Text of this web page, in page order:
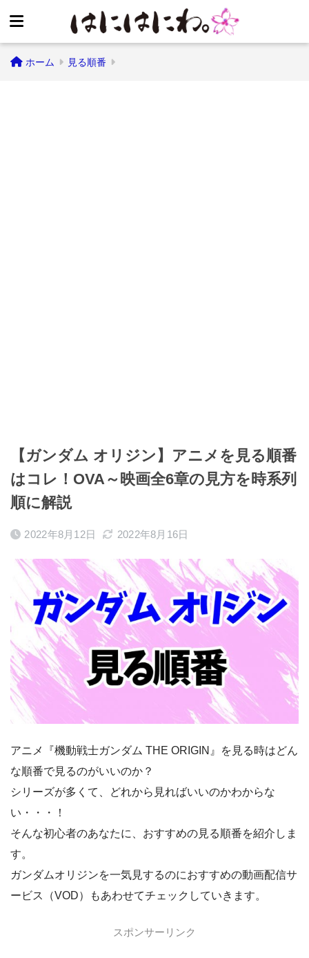
ホーム 見る順番
【ガンダム オリジン】アニメを見る順番
はコレ！OVA～映画全6章の見方を時系列
順に解説
2022年8月12日 2022年8月16日
アニメ『機動戦士ガンダム THE ORIGIN』を見る時はどん
な順番で見るのがいいのか？
シリーズが多くて、どれから見ればいいのかわからな
い・・・！
そんな初心者のあなたに、おすすめの見る順番を紹介しま
す。
ガンダムオリジンを一気見するのにおすすめの動画配信サ
ービス（VOD）もあわせてチェックしていきます。
スポンサーリンク